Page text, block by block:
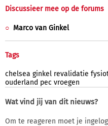
Discussieer mee op de forums
Marco van Ginkel
Tags
chelsea ginkel revalidatie
ouderland pec vroegen
Wat vind jij van dit nieuws?
Om te reageren moet je